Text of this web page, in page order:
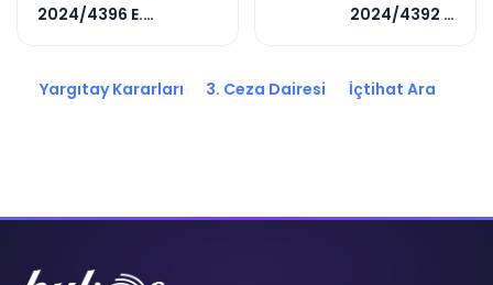
2024/4396 E.
2024/4392 E.
Yargıtay Kararları 3. Ceza Dairesi İçtihat Ara